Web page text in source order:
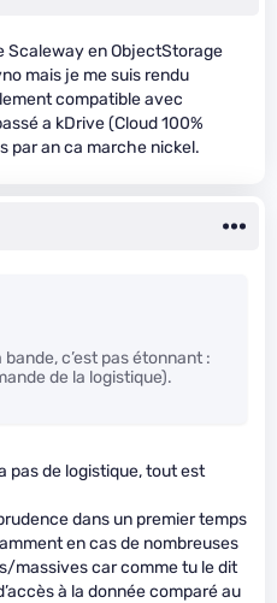
Scaleway en ObjectStorage
mais je me suis rendu
compatible avec
a kDrive (Cloud 100%
par an ca marche nickel.
c’est pas étonnant :
de la logistique).
pas de logistique, tout est
dans un premier temps
en cas de nombreuses
massives car comme tu le dit
à la donnée comparé au